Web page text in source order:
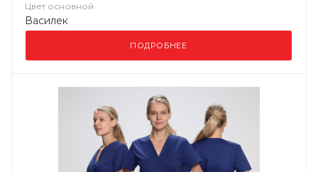
Цвет основной
Василек
ПОДРОБНЕЕ